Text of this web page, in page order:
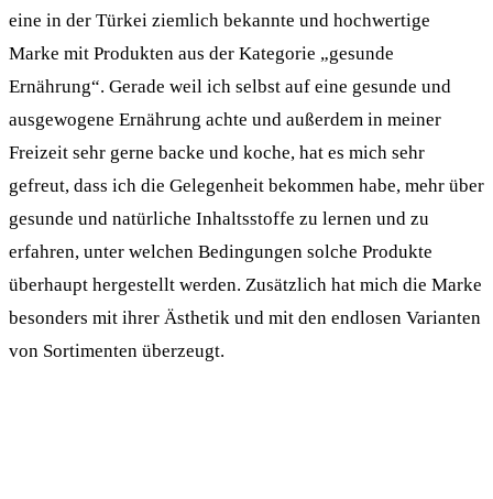
eine in der Türkei ziemlich bekannte und hochwertige
Marke mit Produkten aus der Kategorie „gesunde
Ernährung“. Gerade weil ich selbst auf eine gesunde und
ausgewogene Ernährung achte und außerdem in meiner
Freizeit sehr gerne backe und koche, hat es mich sehr
gefreut, dass ich die Gelegenheit bekommen habe, mehr über
gesunde und natürliche Inhaltsstoffe zu lernen und zu
erfahren, unter welchen Bedingungen solche Produkte
überhaupt hergestellt werden. Zusätzlich hat mich die Marke
besonders mit ihrer Ästhetik und mit den endlosen Varianten
von Sortimenten überzeugt.